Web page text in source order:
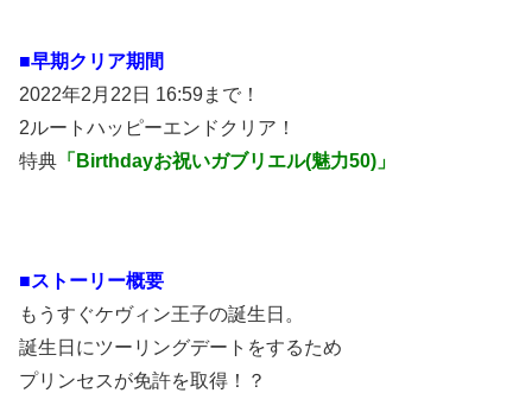
■早期クリア期間
2022年2月22日 16:59まで！
2ルートハッピーエンドクリア！
特典 「Birthdayお祝いガブリエル(魅力50)」
■ストーリー概要
もうすぐケヴィン王子の誕生日。
誕生日にツーリングデートをするため
プリンセスが免許を取得！？